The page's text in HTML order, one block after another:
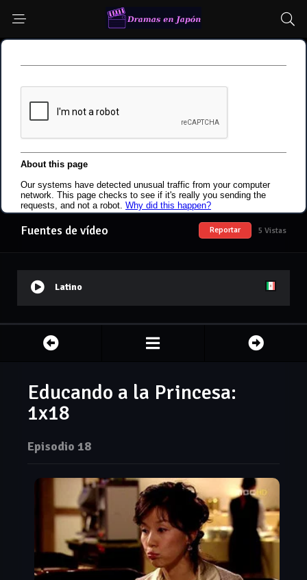
Fuentes de vídeo 5 Vistas
Reportar
Latino
Educando a la Princesa:
1x18
Episodio 18